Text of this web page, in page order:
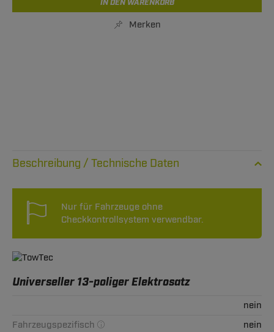
IN DEN WARENKORB
Merken
Technische Daten
Nur für Fahrzeuge ohne
Checkkontrollsystem verwendbar.
Universeller 13-poliger Elektrosatz
nein
Fahrzeugspezifisch
nein